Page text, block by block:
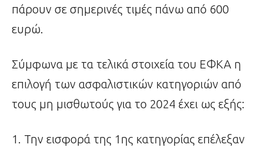
πάρουν σε σημερινές τιμές πάνω από 600
ευρώ.
Σύμφωνα με τα τελικά στοιχεία του ΕΦΚΑ η
επιλογή των ασφαλιστικών κατηγοριών από
τους μη μισθωτούς για το 2024 έχει ως εξής:
Την εισφορά της 1ης κατηγορίας επέλεξαν